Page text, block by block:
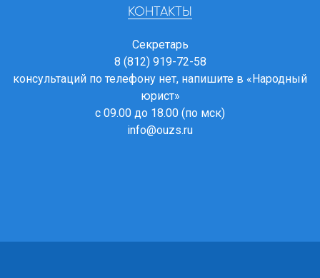
КОНТАКТЫ
Секретарь
8 (812) 919-72-58
консультаций по телефону нет, напишите в «Народный
юрист»
с 09.00 до 18.00 (по мск)
info@ouzs.ru